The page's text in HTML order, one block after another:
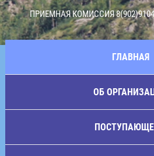
ПРИЕМНАЯ КОМИССИЯ
ГЛАВНАЯ
ОБ